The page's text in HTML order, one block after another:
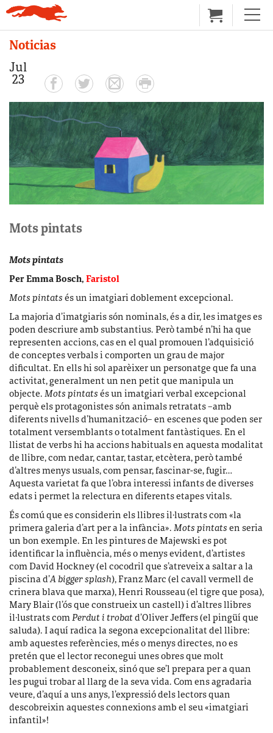
Noticias
Jul
23
Mots pintats
Mots pintats
Per Emma Bosch, Faristol
Mots pintats és un imatgiari doblement excepcional.
La majoria d’imatgiaris són nominals, és a dir, les imatges es
poden descriure amb substantius. Però també n’hi ha que
representen accions, cas en el qual promouen l’adquisició
de conceptes verbals i comporten un grau de major
dificultat. En ells hi sol aparèixer un personatge que fa una
activitat, generalment un nen petit que manipula un
objecte. Mots pintats és un imatgiari verbal excepcional
perquè els protagonistes són animals retratats –amb
diferents nivells d’humanització– en escenes que poden ser
totalment versemblants o totalment fantàstiques. En el
llistat de verbs hi ha accions habituals en aquesta modalitat
de llibre, com nedar, cantar, tastar, etcètera, però també
d’altres menys usuals, com pensar, fascinar-se, fugir…
Aquesta varietat fa que l’obra interessi infants de diverses
edats i permet la relectura en diferents etapes vitals.
És comú que es considerin els llibres il·lustrats com «la
primera galeria d’art per a la infància». Mots pintats en seria
un bon exemple. En les pintures de Majewski es pot
identificar la influència, més o menys evident, d’artistes
com David Hockney (el cocodril que s’atreveix a saltar a la
piscina d’A bigger splash), Franz Marc (el cavall vermell de
crinera blava que marxa), Henri Rousseau (el tigre que posa),
Mary Blair (l’ós que construeix un castell) i d’altres llibres
il·lustrats comPerdut i trobatd’Oliver Jeffers (el pingüí que
saluda). I aquí radica la segona excepcionalitat del llibre:
amb aquestes referències, més o menys directes, no es
pretén que el lector reconegui unes obres que molt
probablement desconeix, sinó que se’l prepara per a quan
les pugui trobar al llarg de la seva vida. Com ens agradaria
veure, d’aquí a uns anys, l’expressió dels lectors quan
descobreixin aquestes connexions amb el seu «imatgiari
infantil»!